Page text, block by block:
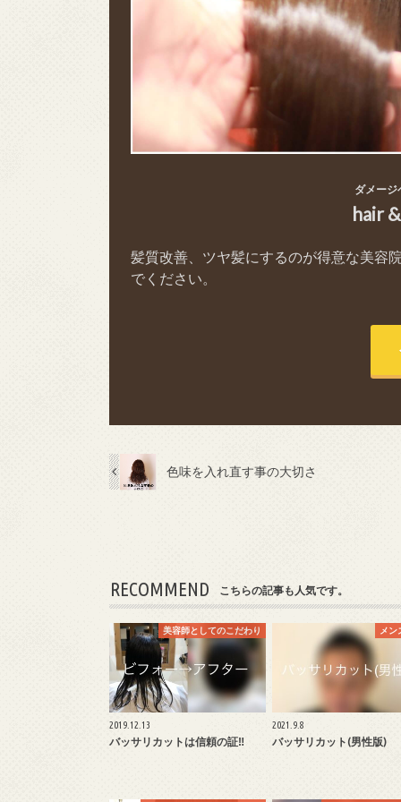
ダメージ
hair
髪質改善、ツヤ髪にするのが得意な美容
でください。
色味を入れ直す事の大切さ
RECOMMEND こちらの記事も人気です。
美容師としてのこだわり
2019.12.13
バッサリカットは信頼の証‼︎
メン
2021.9.8
バッサリカット(男性版)